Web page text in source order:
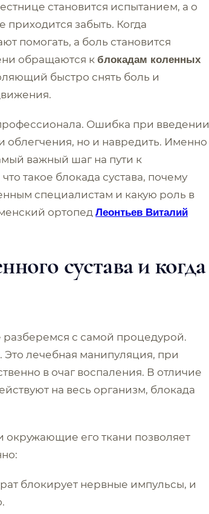
становится испытанием, а о
приходится забыть. Когда
помогать, а боль становится
обращаются к блокадам коленных
быстро снять боль и
Ошибка при введении
облегчения, но и навредить. Именно
важный шаг на пути к
такое блокада сустава, почему
специалистам и какую роль в
ортопед Леонтьев Виталий
сустава и когда
разберемся с самой процедурой.
Это лечебная манипуляция, при
в очаг воспаления. В отличие
на весь организм, блокада
окружающие его ткани позволяет
блокирует нервные импульсы, и